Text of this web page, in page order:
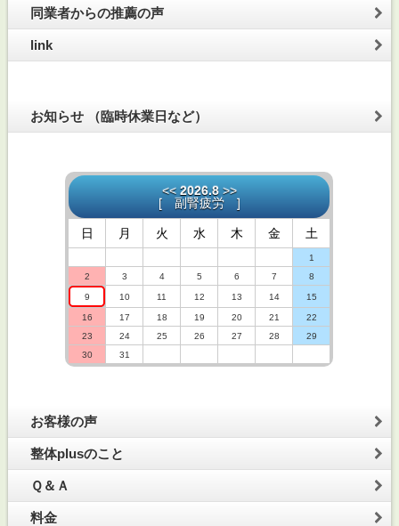
同業者からの推薦の声
link
お知らせ （臨時休業日など）
<< 2026.8 >>
[副腎疲労 ]
日 月 火 水 木 金 土
1
2
3 4 5 6 7 8
9 10 11 12 13 14 15
16 17 18 19 20 21
22
23
24 25 26 27 28
29
30
31
お客様の声
整体plusのこと
Ｑ＆Ａ
料金